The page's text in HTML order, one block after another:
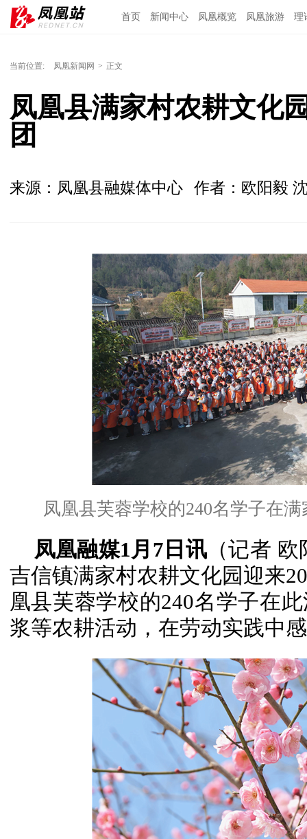
首页 新闻中心 凤凰概览 凤凰旅游 理
当前位置: 凤凰新闻网 > 正文
凤凰县满家村农耕文化
团
来源：凤凰县融媒体中心 作者：欧阳毅
凤凰县芙蓉学校的240名学子在
凤凰融媒1月7日讯 （记者
吉信镇满家村农耕文化园迎来
凰县芙蓉学校的240名学子在
浆等农耕活动，在劳动实践中